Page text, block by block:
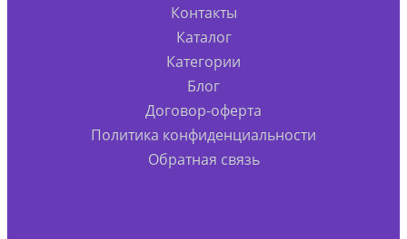
Контакты
Каталог
Категории
Блог
Договор-оферта
Политика конфиденциальности
Обратная связь